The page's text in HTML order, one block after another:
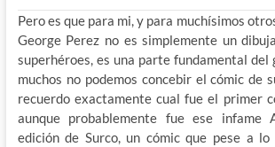
Pero es que para mi, y para muchísimos
George Perez no es simplemente un
superhéroes, es una parte fundamental del
muchos no podemos concebir el cómic de
recuerdo exactamente cual fue el primer
aunque probablemente fue ese infame
edición de Surco, un cómic que pese a